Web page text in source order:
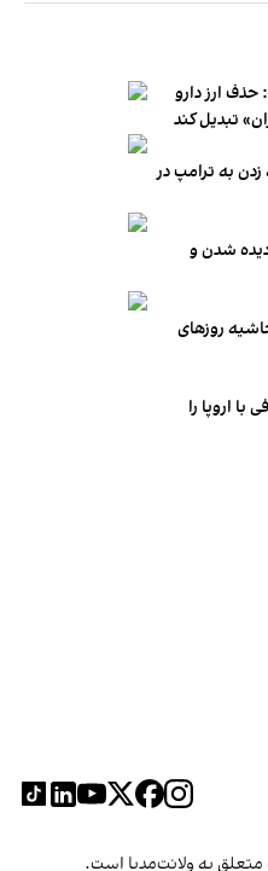
ارز دارو
به ترامپ در
شدن و
روزهای
اروپا را
به ولانت‌مدیا است.